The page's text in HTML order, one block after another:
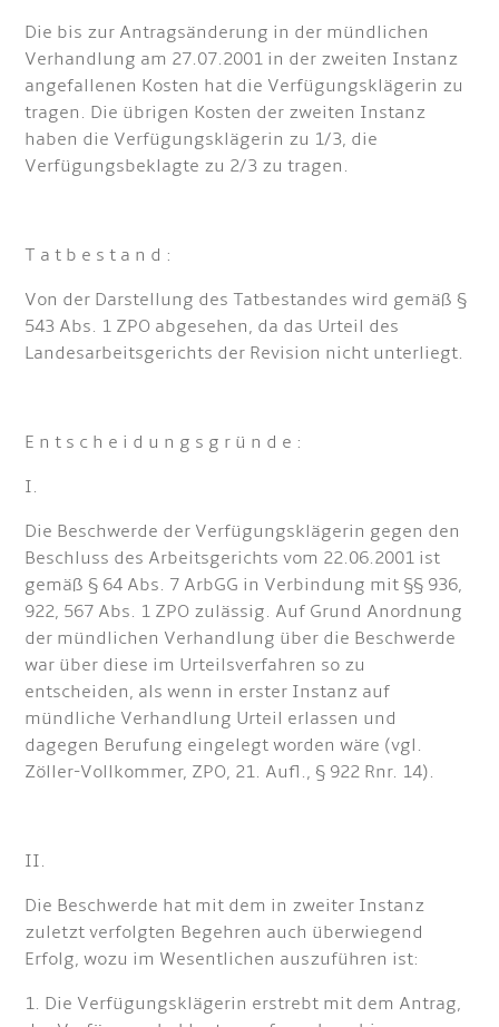
Die bis zur Antragsänderung in der mündlichen
Verhandlung am 27.07.2001 in der zweiten Instanz
angefallenen Kosten hat die Verfügungsklägerin zu
tragen. Die übrigen Kosten der zweiten Instanz
haben die Verfügungsklägerin zu 1/3, die
Verfügungsbeklagte zu 2/3 zu tragen.
T a t b e s t a n d :
Von der Darstellung des Tatbestandes wird gemäß §
543 Abs. 1 ZPO abgesehen, da das Urteil des
Landesarbeitsgerichts der Revision nicht unterliegt.
E n t s c h e i d u n g s g r ü n d e :
I.
Die Beschwerde der Verfügungsklägerin gegen den
Beschluss des Arbeitsgerichts vom 22.06.2001 ist
gemäß § 64 Abs. 7 ArbGG in Verbindung mit §§ 936,
922, 567 Abs. 1 ZPO zulässig. Auf Grund Anordnung
der mündlichen Verhandlung über die Beschwerde
war über diese im Urteilsverfahren so zu
entscheiden, als wenn in erster Instanz auf
mündliche Verhandlung Urteil erlassen und
dagegen Berufung eingelegt worden wäre (vgl.
Zöller-Vollkommer, ZPO, 21. Aufl., § 922 Rnr. 14).
II.
Die Beschwerde hat mit dem in zweiter Instanz
zuletzt verfolgten Begehren auch überwiegend
Erfolg, wozu im Wesentlichen auszuführen ist:
1. Die Verfügungsklägerin erstrebt mit dem Antrag,